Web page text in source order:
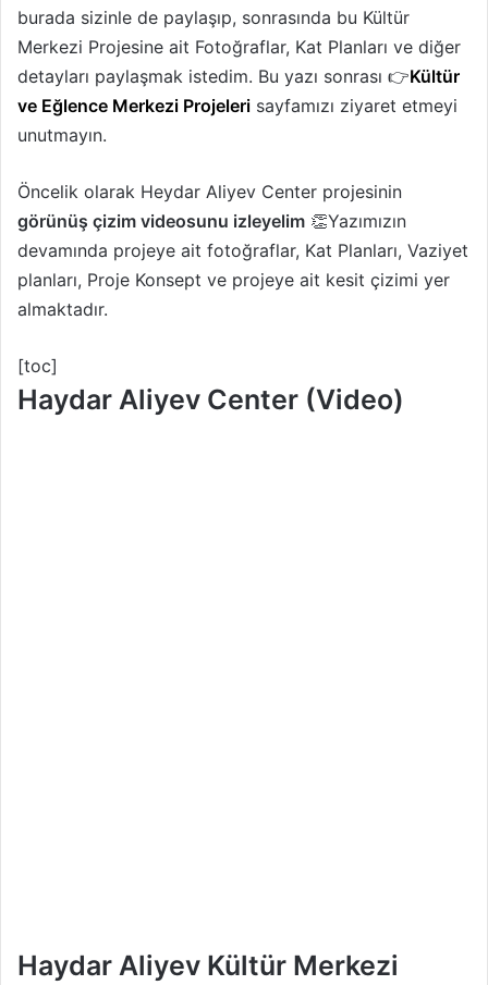
burada sizinle de paylaşıp, sonrasında bu Kültür
Merkezi Projesine ait Fotoğraflar, Kat Planları ve diğer
detayları paylaşmak istedim. Bu yazı sonrası 👉Kültür
ve Eğlence Merkezi Projeleri sayfamızı ziyaret etmeyi
unutmayın.
Öncelik olarak Heydar Aliyev Center projesinin
görünüş çizim videosunu izleyelim 👏Yazımızın
devamında projeye ait fotoğraflar, Kat Planları, Vaziyet
planları, Proje Konsept ve projeye ait kesit çizimi yer
almaktadır.
[toc]
Haydar Aliyev Center (Video)
Haydar Aliyev Kültür Merkezi